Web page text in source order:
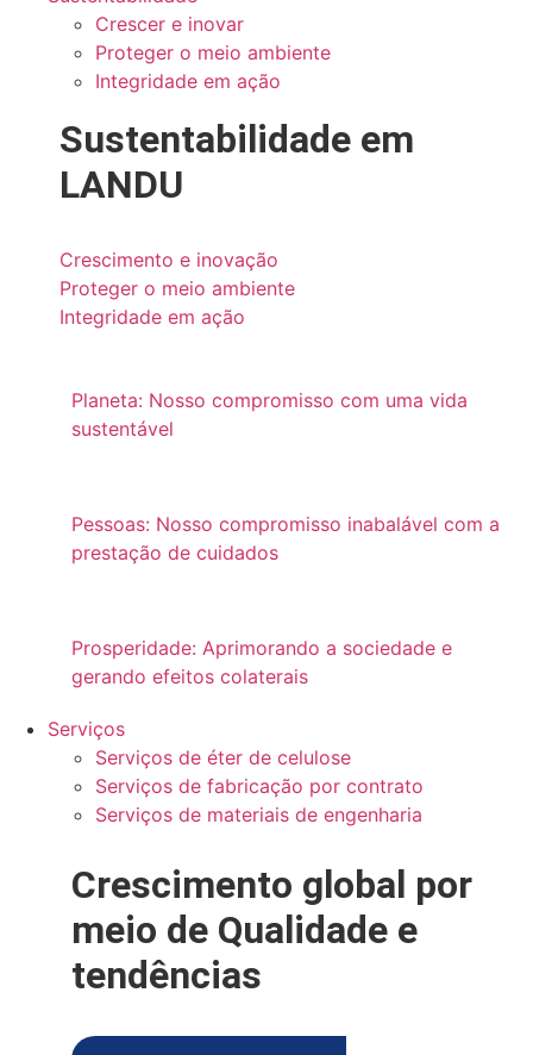
Crescer e inovar
Proteger o meio ambiente
Integridade em ação
Sustentabilidade em
LANDU
Crescimento e inovação
Proteger o meio ambiente
Integridade em ação
Planeta: Nosso compromisso com uma vida
sustentável
Pessoas: Nosso compromisso inabalável com a
prestação de cuidados
Prosperidade: Aprimorando a sociedade e
gerando efeitos colaterais
Serviços
Serviços de éter de celulose
Serviços de fabricação por contrato
Serviços de materiais de engenharia
Crescimento global por
meio de Qualidade e
tendências